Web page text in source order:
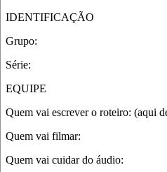
IDENTIFICAÇÃO
Grupo:
Série:
EQUIPE
Quem vai escrever o roteiro: (aqui
Quem vai filmar:
Quem vai cuidar do áudio: